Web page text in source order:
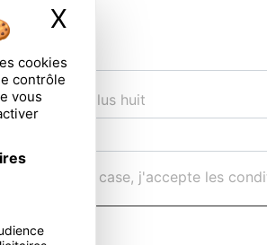
cookies
contrôle
vous
X
font huit plus huit
cochant cette case, j'accepte les